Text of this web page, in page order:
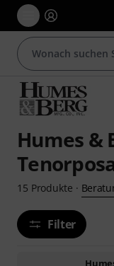
Humes &
15 Produkte ·
Filter